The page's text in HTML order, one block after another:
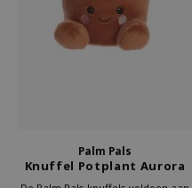
Welke Zwitscherbox past bij jou?
Zwitscherbox als cadeau
Kraamcadeau
Leesbrillen
Palm Pals
Knuffel Potplant Aurora
13 cm